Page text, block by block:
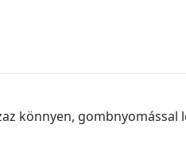
könnyen,